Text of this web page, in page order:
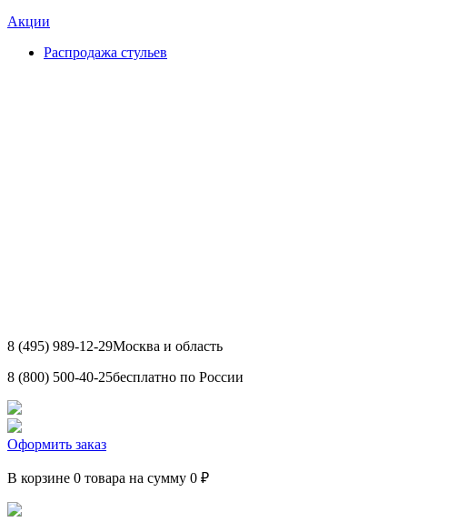
Акции
Распродажа стульев
8 (495) 989-12-29Москва и область
8 (800) 500-40-25бесплатно по России
Оформить заказ
В корзине 0 товара на сумму 0 ₽